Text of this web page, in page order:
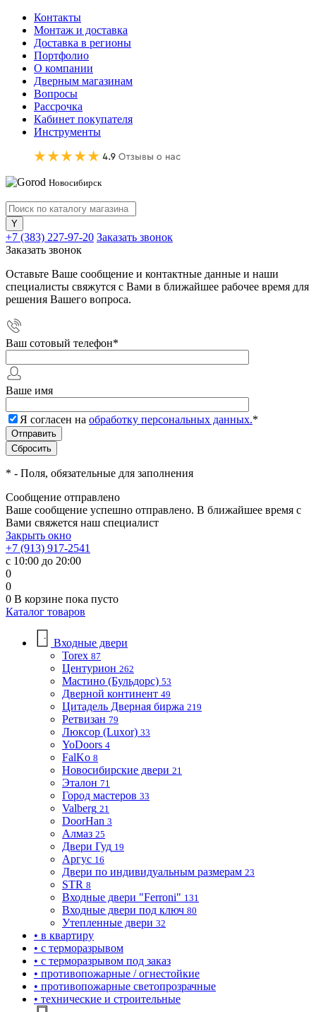
Контакты
Монтаж и доставка
Доставка в регионы
Портфолио
О компании
Дверным магазинам
Вопросы
Рассрочка
Кабинет покупателя
Инструменты
Новосибирск
+7 (383) 227-97-20 Заказать звонок
Заказать звонок
Оставьте Ваше сообщение и контактные данные и наши
специалисты свяжутся с Вами в ближайшее рабочее время для
решения Вашего вопроса.
Ваш сотовый телефон*
Ваше имя
Я согласен на обработку персональных данных.*
* - Поля, обязательные для заполнения
Сообщение отправлено
Ваше сообщение успешно отправлено. В ближайшее время с
Вами свяжется наш специалист
Закрыть окно
+7 (913) 917-2541
с 10:00 до 20:00
0
0
0 В корзине пока пусто
Каталог товаров
Входные двери
Torex 87
Центурион 262
Мастино (Бульдорс) 53
Дверной континент 49
Цитадель Дверная биржа 219
Ретвизан 79
Люксор (Luxor) 33
YoDoors 4
FalKo 8
Новосибирские двери 21
Эталон 71
Город мастеров 33
Valberg 21
DoorHan 3
Алмаз 25
Двери Гуд 19
Аргус 16
Двери по индивидуальным размерам 23
STR 8
Входные двери "Ferroni" 131
Входные двери под ключ 80
Утепленные двери 32
• в квартиру
• с терморазрывом
• с терморазрывом под заказ
• противопожарные / огнестойкие
• противопожарные светопрозрачные
• технические и строительные